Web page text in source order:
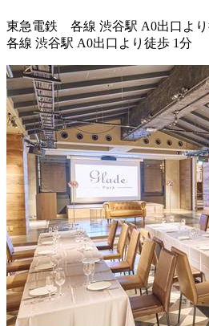
東急電鉄 各線 渋谷駅 A0出口よ
各線 渋谷駅 A0出口より徒歩 1分